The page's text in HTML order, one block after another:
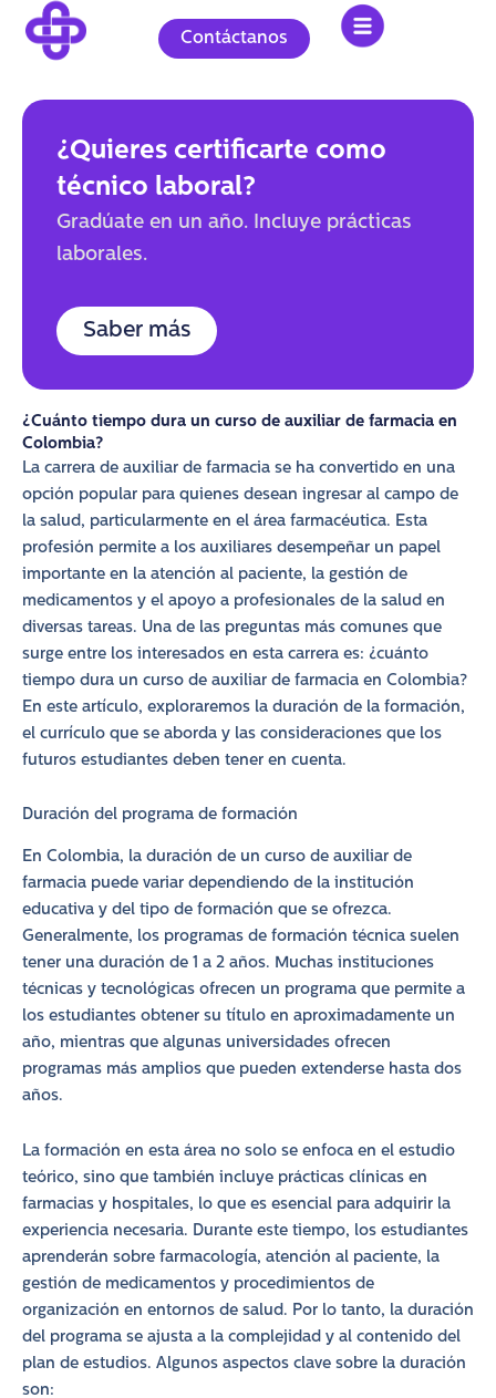
contenido
Contáctanos
¿Quieres certificarte como
técnico laboral?
Gradúate en un año. Incluye prácticas
laborales.
Saber más
¿Cuánto tiempo dura un curso de auxiliar de farmacia en
Colombia?
La carrera de auxiliar de farmacia se ha convertido en una
opción popular para quienes desean ingresar al campo de
la salud, particularmente en el área farmacéutica. Esta
profesión permite a los auxiliares desempeñar un papel
importante en la atención al paciente, la gestión de
medicamentos y el apoyo a profesionales de la salud en
diversas tareas. Una de las preguntas más comunes que
surge entre los interesados en esta carrera es: ¿cuánto
tiempo dura un curso de auxiliar de farmacia en Colombia?
En este artículo, exploraremos la duración de la formación,
el currículo que se aborda y las consideraciones que los
futuros estudiantes deben tener en cuenta.
Duración del programa de formación
En Colombia, la duración de un curso de auxiliar de
farmacia puede variar dependiendo de la institución
educativa y del tipo de formación que se ofrezca.
Generalmente, los programas de formación técnica suelen
tener una duración de 1 a 2 años. Muchas instituciones
técnicas y tecnológicas ofrecen un programa que permite a
los estudiantes obtener su título en aproximadamente un
año, mientras que algunas universidades ofrecen
programas más amplios que pueden extenderse hasta dos
años.
La formación en esta área no solo se enfoca en el estudio
teórico, sino que también incluye prácticas clínicas en
farmacias y hospitales, lo que es esencial para adquirir la
experiencia necesaria. Durante este tiempo, los estudiantes
aprenderán sobre farmacología, atención al paciente, la
gestión de medicamentos y procedimientos de
organización en entornos de salud. Por lo tanto, la duración
del programa se ajusta a la complejidad y al contenido del
plan de estudios. Algunos aspectos clave sobre la duración
son: